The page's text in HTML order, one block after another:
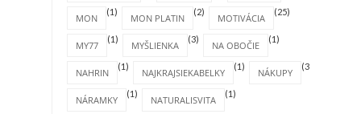
MON
(1)
MON PLATIN
(2)
MOTIVÁCIA
(25)
MY77
(1)
MYŠLIENKA
(3)
NA OBOČIE
(1)
NAHRIN
(1)
NAJKRAJSIEKABELKY
(1)
NÁKUPY
(31)
NÁRAMKY
(1)
NATURALISVITA
(1)